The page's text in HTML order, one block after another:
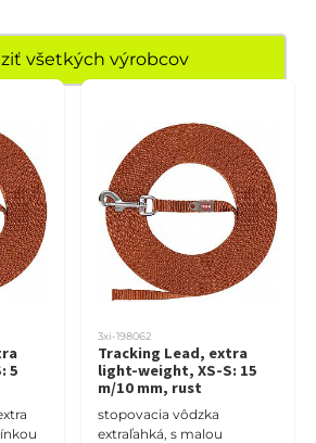
všetkých výrobcov
5
3xi-198062
Tracking Lead, extra
light-weight, XS-S: 15
m/10 mm, rust
stopovacia vôdzka
extraľahká, s malou